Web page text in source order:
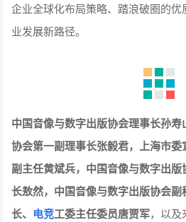
企业全球化布局策略、踏浪破圈的
业发展新路径。
中国音像与数字出版协会理事长孙寿
协会第一副理事长张毅君，上海市委
副主任黄斌兵，中国音像与数字出
长敖然，中国音像与数字出版协会
长、电竞工委主任委员唐贾军，以及
兰、西班牙、加拿大、以色列的使领
导等嘉宾莅临现场。